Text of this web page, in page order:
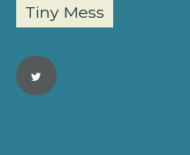
Tiny Mess